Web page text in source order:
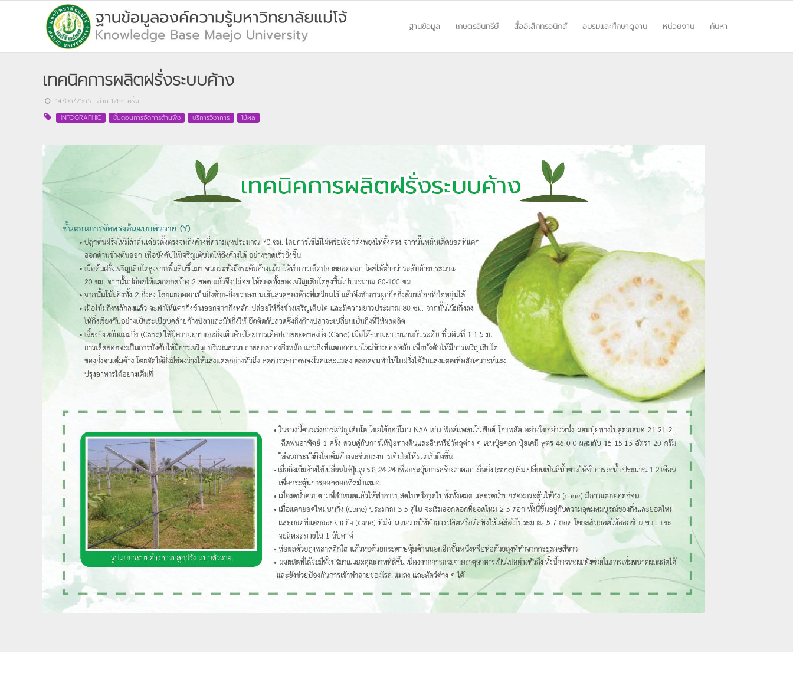
ฐานข้อมูล เกษตรอินทรีย์ สื่ออิเล็กทรอนิกส์ อบรมและศึกษาดูงาน หน่วยงาน ค้นหา
เทคนิคการผลิตฝรั่งระบบค้าง
14/06/2565 , อ่าน 1266 ครั้ง
INFOGRAPHIC
ขั้นตอนการจัดการด้านพืช บริการวิชาการ ไม้ผล